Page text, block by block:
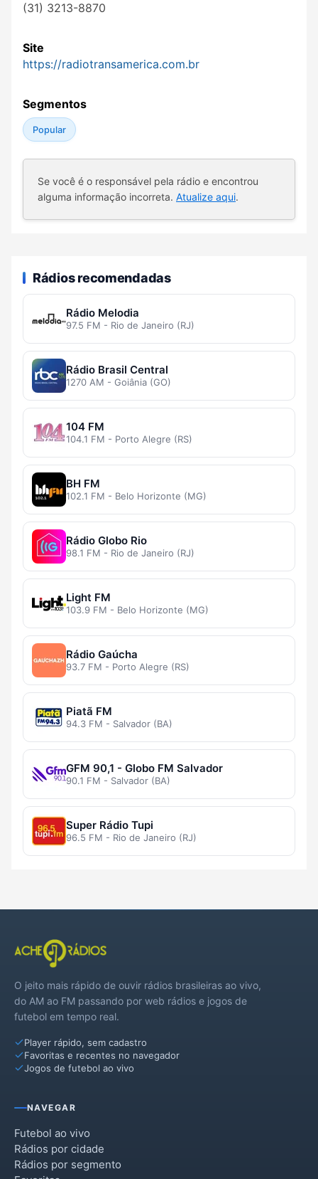
(31) 3213-8870
Site
https://radiotransamerica.com.br
Segmentos
Popular
Se você é o responsável pela rádio e encontrou
alguma informação incorreta. Atualize aqui.
Rádios recomendadas
Rádio Melodia
97.5 FM - Rio de Janeiro (RJ)
Rádio Brasil Central
1270 AM - Goiânia (GO)
104 FM
104.1 FM - Porto Alegre (RS)
BH FM
102.1 FM - Belo Horizonte (MG)
Rádio Globo Rio
98.1 FM - Rio de Janeiro (RJ)
Light FM
103.9 FM - Belo Horizonte (MG)
Rádio Gaúcha
93.7 FM - Porto Alegre (RS)
Piatã FM
94.3 FM - Salvador (BA)
GFM 90,1 - Globo FM Salvador
90.1 FM - Salvador (BA)
Super Rádio Tupi
96.5 FM - Rio de Janeiro (RJ)
O jeito mais rápido de ouvir rádios brasileiras ao vivo,
do AM ao FM passando por web rádios e jogos de
futebol em tempo real.
Player rápido, sem cadastro
Favoritas e recentes no navegador
Jogos de futebol ao vivo
NAVEGAR
Futebol ao vivo
Rádios por cidade
Rádios por segmento